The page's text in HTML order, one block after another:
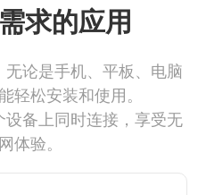
求的应用
论是手机、平板、电脑
轻松安装和使用。
备上同时连接，享受无
体验。